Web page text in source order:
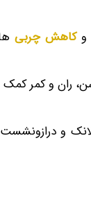
وکاهش چربی
ران و کمر
و